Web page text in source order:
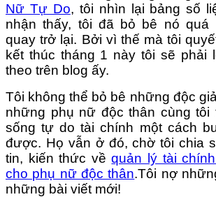
Nữ Tự Do, tôi nhìn lại bảng số
nhận thấy, tôi đã bỏ bê nó quá
quay trở lại. Bởi vì thế mà tôi
kết thúc tháng 1 này tôi sẽ phải
theo trên blog ấy.
Tôi không thể bỏ bê những độc
những phụ nữ độc thân cùng tôi
sống tự do tài chính một cách
được. Họ vẫn ở đó, chờ tôi chia
tin, kiến thức vềquản lý tài
cho phụ nữ độc thân.Tôi nợ
những bài viết mới!